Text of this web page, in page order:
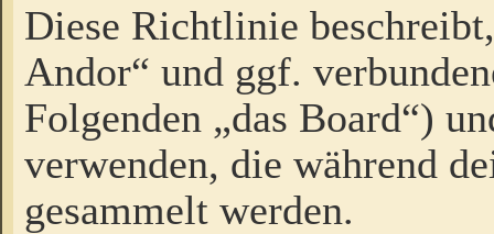
Diese Richtlinie
Andor“ und ggf.
Folgenden „das Board“)
verwenden, die während
gesammelt werden.